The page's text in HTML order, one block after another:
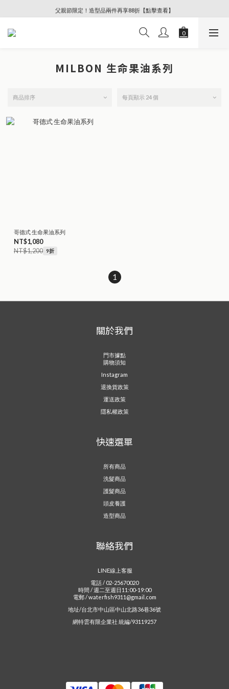
🔥88節專屬奢寵、全館限時優惠【點擊查看】
父親節限定！造型品兩件再享88折【點擊查看】
滿額好禮多重送！贈精美禮物、MILBON旅行洗護組等
MILBON 生命果油系列
商品排序 每頁顯示 24 個
哥德式 生命果油系列
NT$1,080
NT$1,200 9折
1
關於我們
門市據點
購物須知
Instagram
退換貨政策
運送政策
隱私權政策
快速選單
所有商品
洗髮商品
護髮商品
頭皮養護
造型商品
聯絡我們
LINE線上客服
電話 / 02-25670020
時間 / 週二至週日11:00-19:00
電郵 / waterfish9311@gmail.com
地址/台北市中山區中山北路36巷36號
網特雲有限企業社 統編/93119257